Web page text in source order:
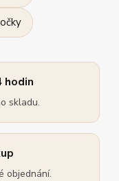
hodin
skladu.
objednání.